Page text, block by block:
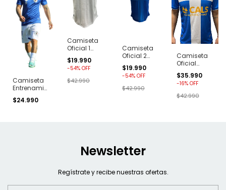
Camiseta
Entrenamiento
Santa Cruz
2025
$24.990
Camiseta
Oficial 1
Santa Cruz
2024 -
Blanca
$19.990
-54%OFF
$42.990
Camiseta
Oficial 2
Santa Cruz
2024 - Azul
$19.990
-54% OFF
$42.990
Camiseta
Oficial
Santa Cruz
2025 - Azul
$35.990
-16% OFF
$42.990
Newsletter
Regístrate y recibe nuestras ofertas.